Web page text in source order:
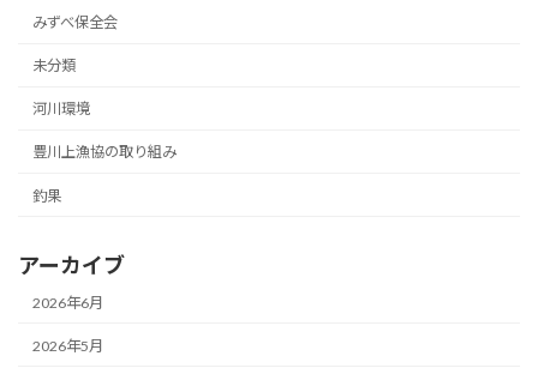
みずべ保全会
未分類
河川環境
豊川上漁協の取り組み
釣果
アーカイブ
2026年6月
2026年5月